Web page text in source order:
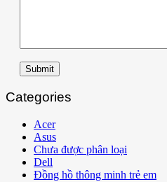
Submit
Categories
Acer
Asus
Chưa được phân loại
Dell
Đồng hồ thông minh trẻ em